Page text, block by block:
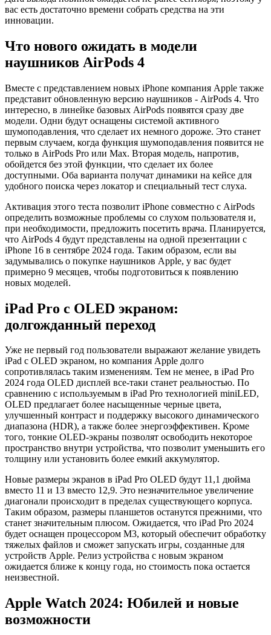
вас есть достаточно времени собрать средства на эти
инновации.
Что нового ожидать в модели
наушников AirPods 4
Вместе с представлением новых iPhone компания Apple также
представит обновленную версию наушников - AirPods 4. Что
интересно, в линейке базовых AirPods появятся сразу две
модели. Одни будут оснащены системой активного
шумоподавления, что сделает их немного дороже. Это станет
первым случаем, когда функция шумоподавления появится не
только в AirPods Pro или Max. Вторая модель, напротив,
обойдется без этой функции, что сделает их более
доступными. Оба варианта получат динамики на кейсе для
удобного поиска через локатор и специальный тест слуха.
Активация этого теста позволит iPhone совместно с AirPods
определить возможные проблемы со слухом пользователя и,
при необходимости, предложить посетить врача. Планируется,
что AirPods 4 будут представлены на одной презентации с
iPhone 16 в сентябре 2024 года. Таким образом, если вы
задумывались о покупке наушников Apple, у вас будет
примерно 9 месяцев, чтобы подготовиться к появлению
новых моделей.
iPad Pro с OLED экраном:
долгожданный переход
Уже не первый год пользователи выражают желание увидеть
iPad с OLED экраном, но компания Apple долго
сопротивлялась таким изменениям. Тем не менее, в iPad Pro
2024 года OLED дисплей все-таки станет реальностью. По
сравнению с используемым в iPad Pro технологией miniLED,
OLED предлагает более насыщенные черные цвета,
улучшенный контраст и поддержку высокого динамического
диапазона (HDR), а также более энергоэффективен. Кроме
того, тонкие OLED-экраны позволят освободить некоторое
пространство внутри устройства, что позволит уменьшить его
толщину или установить более емкий аккумулятор.
Новые размеры экранов в iPad Pro OLED будут 11,1 дюйма
вместо 11 и 13 вместо 12,9. Это незначительное увеличение
диагонали происходит в пределах существующего корпуса.
Таким образом, размеры планшетов останутся прежними, что
станет значительным плюсом. Ожидается, что iPad Pro 2024
будет оснащен процессором M3, который обеспечит обработку
тяжелых файлов и сможет запускать игры, созданные для
устройств Apple. Релиз устройства с новым экраном
ожидается ближе к концу года, но стоимость пока остается
неизвестной.
Apple Watch 2024: Юбилей и новые
возможности